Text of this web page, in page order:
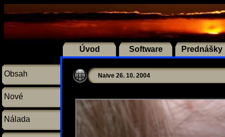
Úvod Software Prednášky
Obsah
Nové
Nálada
Naive 26. 10. 2004